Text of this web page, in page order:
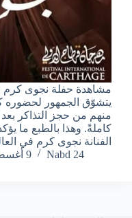
مشاهدة حفلة نجوى
يتشوّق الجمهور
منهم من حجز التذاكر بعد
كاملةً. وهذا بالطبع ما
الفنانة نجوى كرم في
Nabd 24
9 أغسطس، 2025